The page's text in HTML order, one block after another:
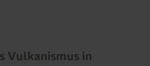
Vulkanismus in